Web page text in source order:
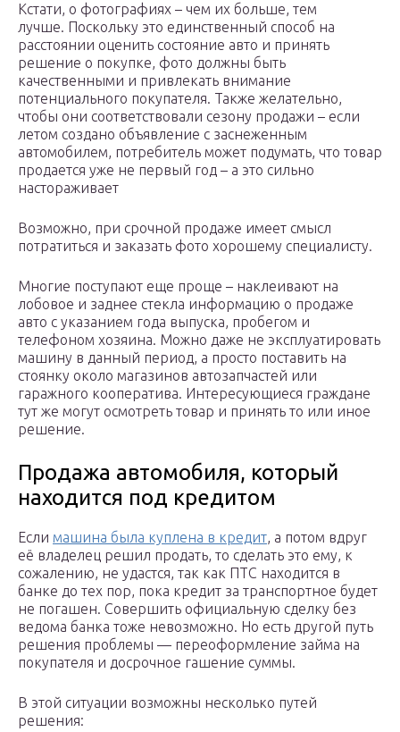
Кстати, о фотографиях – чем их больше, тем
лучше. Поскольку это единственный способ на
расстоянии оценить состояние авто и принять
решение о покупке, фото должны быть
качественными и привлекать внимание
потенциального покупателя. Также желательно,
чтобы они соответствовали сезону продажи – если
летом создано объявление с заснеженным
автомобилем, потребитель может подумать, что товар
продается уже не первый год – а это сильно
настораживает
Возможно, при срочной продаже имеет смысл
потратиться и заказать фото хорошему специалисту.
Многие поступают еще проще – наклеивают на
лобовое и заднее стекла информацию о продаже
авто с указанием года выпуска, пробегом и
телефоном хозяина. Можно даже не эксплуатировать
машину в данный период, а просто поставить на
стоянку около магазинов автозапчастей или
гаражного кооператива. Интересующиеся граждане
тут же могут осмотреть товар и принять то или иное
решение.
Продажа автомобиля, который
находится под кредитом
Если машина была куплена в кредит, а потом вдруг
её владелец решил продать, то сделать это ему, к
сожалению, не удастся, так как ПТС находится в
банке до тех пор, пока кредит за транспортное будет
не погашен. Совершить официальную сделку без
ведома банка тоже невозможно. Но есть другой путь
решения проблемы — переоформление займа на
покупателя и досрочное гашение суммы.
В этой ситуации возможны несколько путей
решения: